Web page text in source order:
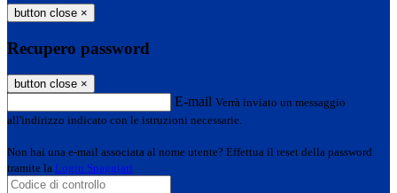
button close ×
Recupero password
button close ×
E-mail Verrà inviato un messaggio
all'indirizzo indicato con le istruzioni necessarie.
Non hai una e-mail associata al nome utente? Effettua il reset della password
tramite la Login Spaggiari